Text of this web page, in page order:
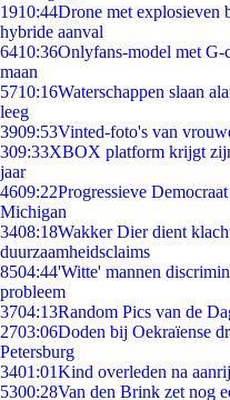
1910:44Drone met explosieven
hybride aanval
6410:36Onlyfans-model met
maan
5710:16Waterschappen slaan
leeg
3909:53Vinted-foto's van
309:33XBOX platform krijgt
jaar
4609:22Progressieve
Michigan
3408:18Wakker Dier dient
duurzaamheidsclaims
8504:44'Witte' mannen
probleem
3704:13Random Pics van de
2703:06Doden bij Oekraïense
Petersburg
3401:01Kind overleden na
5300:28Van den Brink zet nog